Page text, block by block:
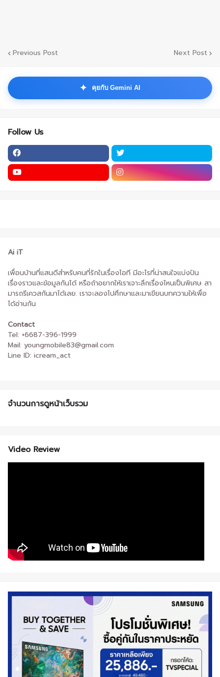
Previous Post Next Post
✦ คุยกับ Gemini AI
Follow Us
Ai iT
เพื่อนบ้านที่แสนดีสำหรับคนที่รักในเรื่องไอที มีอะไรที่น่าสนใจแบ่งปัน
เรื่องราวและข้อมูลกันได้ หรือถ้าอยากให้เราเจาะลึกเรื่องไหนเป็นพิเศษ สา
มารถรีเควสกันมาได้เลย. เราจะลองไปศึกษาและมาเขียนบทความให้เพื่อ
ได้อ่านกัน
Contact
Tel: +6687-396-1999
Mail: youngmobile83@gmail.com
Line ID: icream_act
จำนวนการดูหน้าเว็บรวม
Video Review